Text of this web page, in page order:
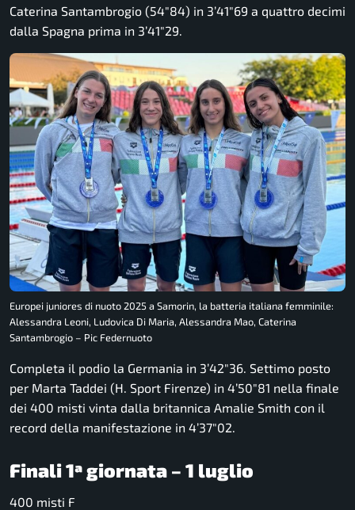
Caterina Santambrogio (54″84) in 3’41″69 a quattro decimi
dalla Spagna prima in 3’41″29.
Europei juniores di nuoto 2025 a Samorin, la batteria italiana femminile:
Alessandra Leoni, Ludovica Di Maria, Alessandra Mao, Caterina
Santambrogio – Pic Federnuoto
Completa il podio la Germania in 3’42″36. Settimo posto
per Marta Taddei (H. Sport Firenze) in 4’50″81 nella finale
dei 400 misti vinta dalla britannica Amalie Smith con il
record della manifestazione in 4’37″02.
Finali 1ª giornata – 1 luglio
400 misti F